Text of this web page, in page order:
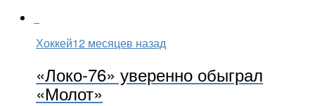
Хоккей12 месяцев назад
«Локо-76» уверенно обыграл
«Молот»